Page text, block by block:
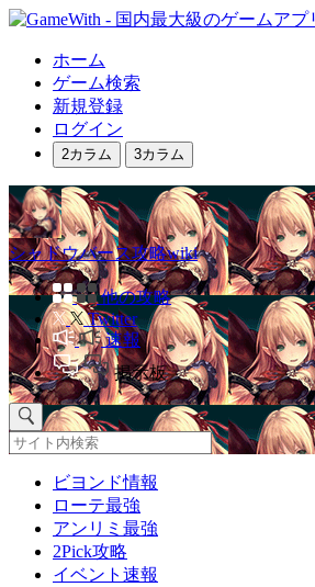
ホーム
ゲーム検索
新規登録
ログイン
2カラム 3カラム
シャドウバース攻略wiki
他の攻略
Twitter
速報
掲示板
ビヨンド情報
ローテ最強
アンリミ最強
2Pick攻略
イベント速報